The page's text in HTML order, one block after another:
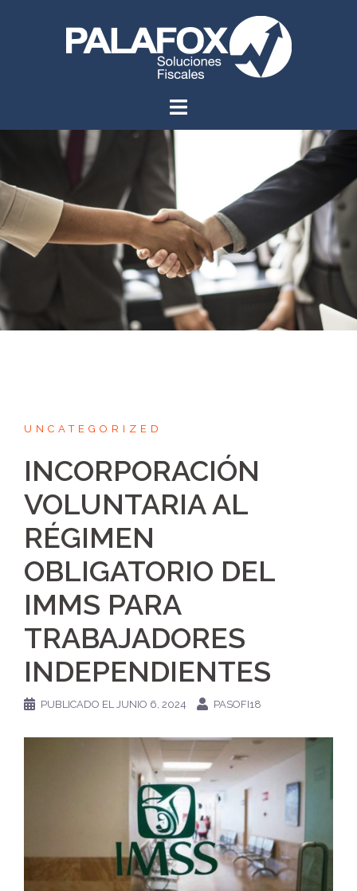
UNCATEGORIZED
INCORPORACIÓN
VOLUNTARIA AL
RÉGIMEN
OBLIGATORIO DEL
IMMS PARA
TRABAJADORES
INDEPENDIENTES
PUBLICADO ELJUNIO 6, 2024 PASOFI18